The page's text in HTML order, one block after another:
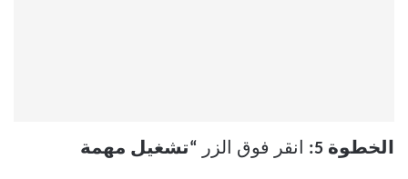
الخطوة 5: انقر فوق الزر “تشغيل مهمة